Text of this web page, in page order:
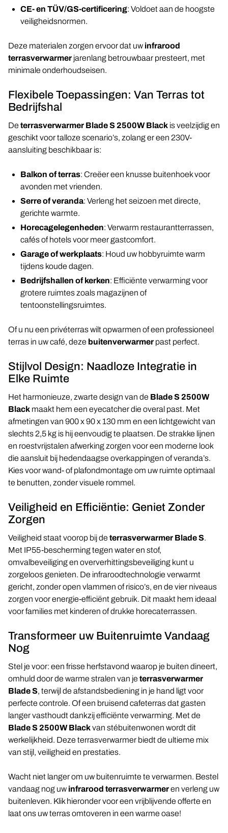
CE- en TÜV/GS-certificering: Voldoet aan de hoogste
veiligheidsnormen.
Deze materialen zorgen ervoor dat uw infrarood
terrasverwarmer jarenlang betrouwbaar presteert, met
minimale onderhoudseisen.
Flexibele Toepassingen: Van Terras tot
Bedrijfshal
De terrasverwarmer Blade S 2500W Black is veelzijdig en
geschikt voor talloze scenario’s, zolang er een 230V-
aansluiting beschikbaar is:
Balkon of terras: Creëer een knusse buitenhoek voor
avonden met vrienden.
Serre of veranda: Verleng het seizoen met directe,
gerichte warmte.
Horecagelegenheden: Verwarm restaurantterrassen,
cafés of hotels voor meer gastcomfort.
Garage of werkplaats: Houd uw hobbyruimte warm
tijdens koude dagen.
Bedrijfshallen of kerken: Efficiënte verwarming voor
grotere ruimtes zoals magazijnen of
tentoonstellingsruimtes.
Of u nu een privéterras wilt opwarmen of een professioneel
terras in uw café, deze buitenverwarmer past perfect.
Stijlvol Design: Naadloze Integratie in
Elke Ruimte
Het harmonieuze, zwarte design van de Blade S 2500W
Black maakt hem een eyecatcher die overal past. Met
afmetingen van 900 x 90 x 130 mm en een lichtgewicht van
slechts 2,5 kg is hij eenvoudig te plaatsen. De strakke lijnen
en roestvrijstalen afwerking zorgen voor een moderne look
die aansluit bij hedendaagse overkappingen of veranda’s.
Kies voor wand- of plafondmontage om uw ruimte optimaal
te benutten, zonder visuele rommel.
Veiligheid en Efficiëntie: Geniet Zonder
Zorgen
Veiligheid staat voorop bij de terrasverwarmer Blade S.
Met IP55-bescherming tegen water en stof,
omvalbeveiliging en oververhittingsbeveiliging kunt u
zorgeloos genieten. De infraroodtechnologie verwarmt
gericht, zonder open vlammen of risico’s, en de vier niveaus
zorgen voor energie-efficiënt gebruik. Dit maakt hem ideaal
voor families met kinderen of drukke horecaterrassen.
Transformeer uw Buitenruimte Vandaag
Nog
Stel je voor: een frisse herfstavond waarop je buiten dineert,
omhuld door de warme stralen van je terrasverwarmer
Blade S, terwijl de afstandsbediening in je hand ligt voor
perfecte controle. Of een bruisend cafeterras dat gasten
langer vasthoudt dankzij efficiënte verwarming. Met de
Blade S 2500W Blackvan stébuitenwonen wordt dit
werkelijkheid. Deze terrasverwarmer biedt de ultieme mix
van stijl, veiligheid en prestaties.
Wacht niet langer om uw buitenruimte te verwarmen. Bestel
vandaag nog uw infrarood terrasverwarmeren verleng uw
buitenleven. Klik hieronder voor een vrijblijvende offerte en
laat ons uw terras omtoveren in een warme oase!